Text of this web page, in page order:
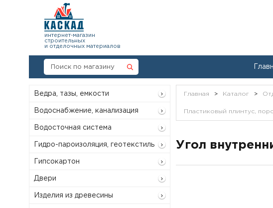
интернет-магазин
строительных
и отделочных материалов
Ведра, тазы, емкости
Водоснабжение, канализация
Водосточная система
Гидро-пароизоляция, геотекстиль
Гипсокартон
Двери
Изделия из древесины
Главная > Каталог >
Пластиковый плинтус,
Угол